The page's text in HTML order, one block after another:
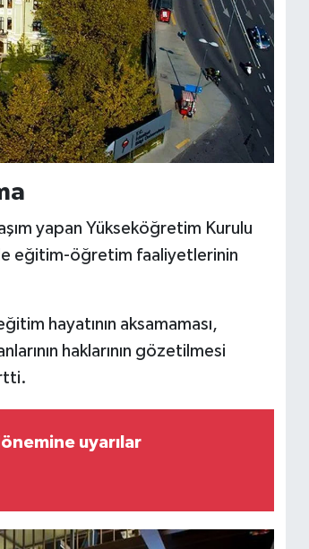
yapan Yükseköğretim Kurulu
eğitim-öğretim faaliyetlerinin
hayatının aksamaması,
haklarının gözetilmesi
uyarılar